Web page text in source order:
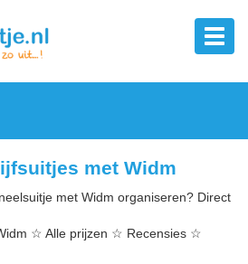
met Widm
met Widm organiseren? Direct
☆ Alle prijzen ☆ Recensies ☆